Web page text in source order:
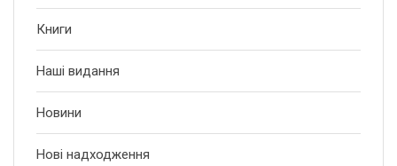
Книги
Наші видання
Новини
Нові надходження